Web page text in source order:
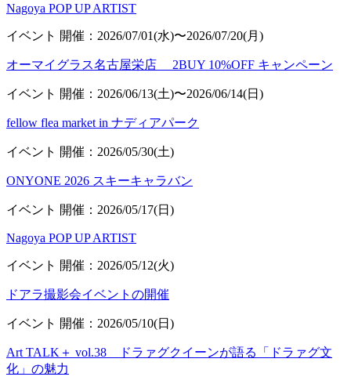
Nagoya POP UP ARTIST
イベント 開催：2026/07/01(水)〜2026/07/20(月)
オーマイグラス名古屋栄店 2BUY 10%OFF キャンペーン
イベント 開催：2026/06/13(土)〜2026/06/14(日)
fellow flea market in ナディアパーク
イベント 開催：2026/05/30(土)
ONYONE 2026 スキーキャラバン
イベント 開催：2026/05/17(日)
Nagoya POP UP ARTIST
イベント 開催：2026/05/12(火)
ドアラ撮影会イベントの開催
イベント 開催：2026/05/10(日)
Art TALK＋ vol.38 ドラァグクイーンが語る「ドラァグ文
化」の魅力